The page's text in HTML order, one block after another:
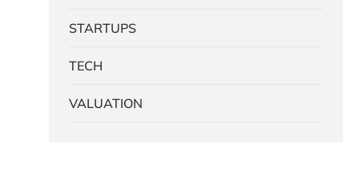
STARTUPS
TECH
VALUATION